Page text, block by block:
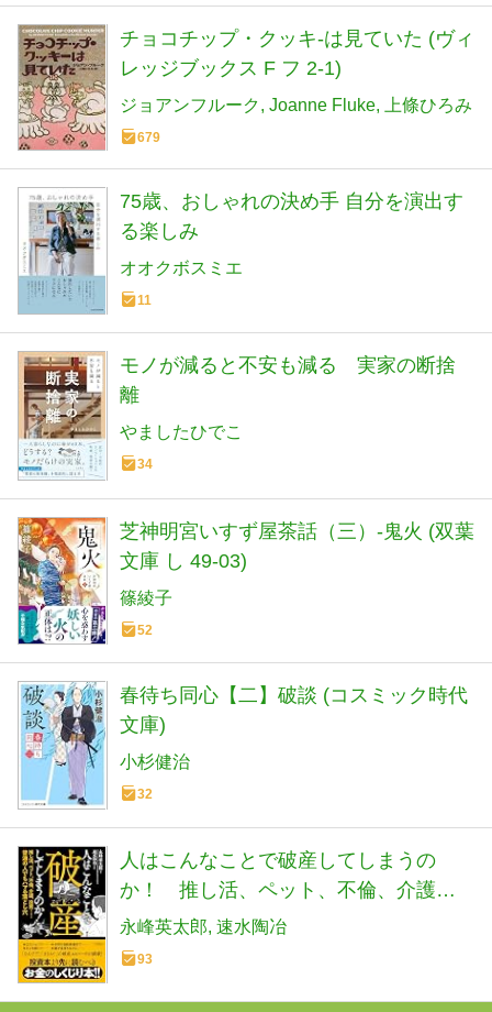
チョコチップ・クッキ-は見ていた (ヴィ
レッジブックス F フ 2-1)
ジョアンフルーク Joanne Fluke 上條ひろみ
679
75歳、おしゃれの決め手 自分を演出す
る楽しみ
オオクボスミエ
11
モノが減ると不安も減る 実家の断捨
離
やましたひでこ
34
芝神明宮いすず屋茶話（三）-鬼火 (双葉
文庫 し 49-03)
篠綾子
52
春待ち同心【二】破談 (コスミック時代
文庫)
小杉健治
32
人はこんなことで破産してしまうの
か！ 推し活、ペット、不倫、介護、
投資……普通の人でもハマる落とし穴
(単行本)
永峰英太郎 速水陶冶
93